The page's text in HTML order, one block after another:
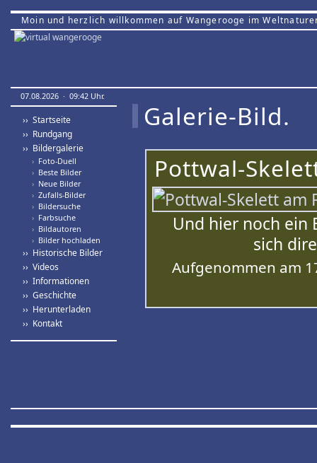
Moin und herzlich willkommen auf Wangerooge im
07.08.2026 · 09:42 Uhr.
›› Startseite
›› Rundgang
›› Bildergalerie
› Foto-Duell
› Beste Bilder
› Neue Bilder
› Zufalls-Bilder
› Bildersuche
› Farbsuche
› Bildautoren
› Bilder hochladen
›› Historische Bilder
›› Videos
›› Informationen
›› Geschichte
›› Herunterladen
›› Kontakt
Galerie-Bild.
Pottwal-
Und hier noch ein
sich
Aufgenommen am